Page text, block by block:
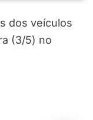
dos veículos
(3/5) no